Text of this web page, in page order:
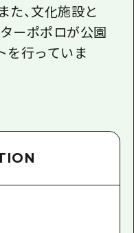
た、文化施設と
ーポポロが公園
を行っていま